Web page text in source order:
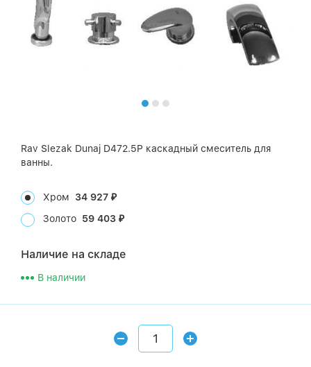
Rav Slezak Dunaj D472.5P каскадный смеситель для
ванны.
Хром 34 927 ₽
Золото 59 403 ₽
Наличие на складе
В наличии